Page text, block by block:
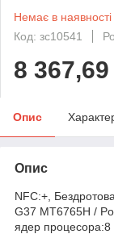
Немає в наявності
Код: зс10541
8 367,69
Опис
Опис
NFC:+,
G37 MT6765H /
ядер процесора:8